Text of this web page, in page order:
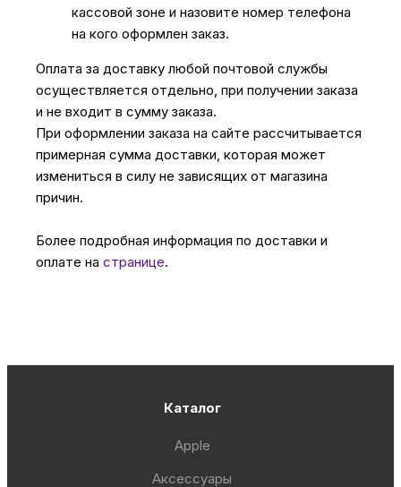
кассовой зоне и назовите номер телефона
на кого оформлен заказ.
Оплата за доставку любой почтовой службы
осуществляется отдельно, при получении заказа
и не входит в сумму заказа.
При оформлении заказа на сайте рассчитывается
примерная сумма доставки, которая может
измениться в силу не зависящих от магазина
причин.
Более подробная информация по доставки и
оплате на странице.
Каталог
Apple
Аксессуары